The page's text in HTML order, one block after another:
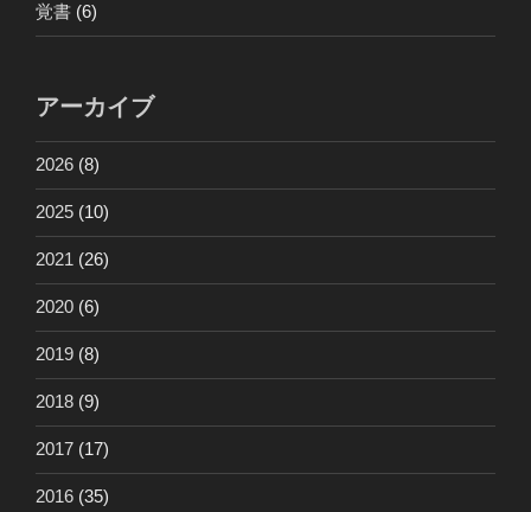
覚書 (6)
アーカイブ
2026 (8)
2025 (10)
2021 (26)
2020 (6)
2019 (8)
2018 (9)
2017 (17)
2016 (35)